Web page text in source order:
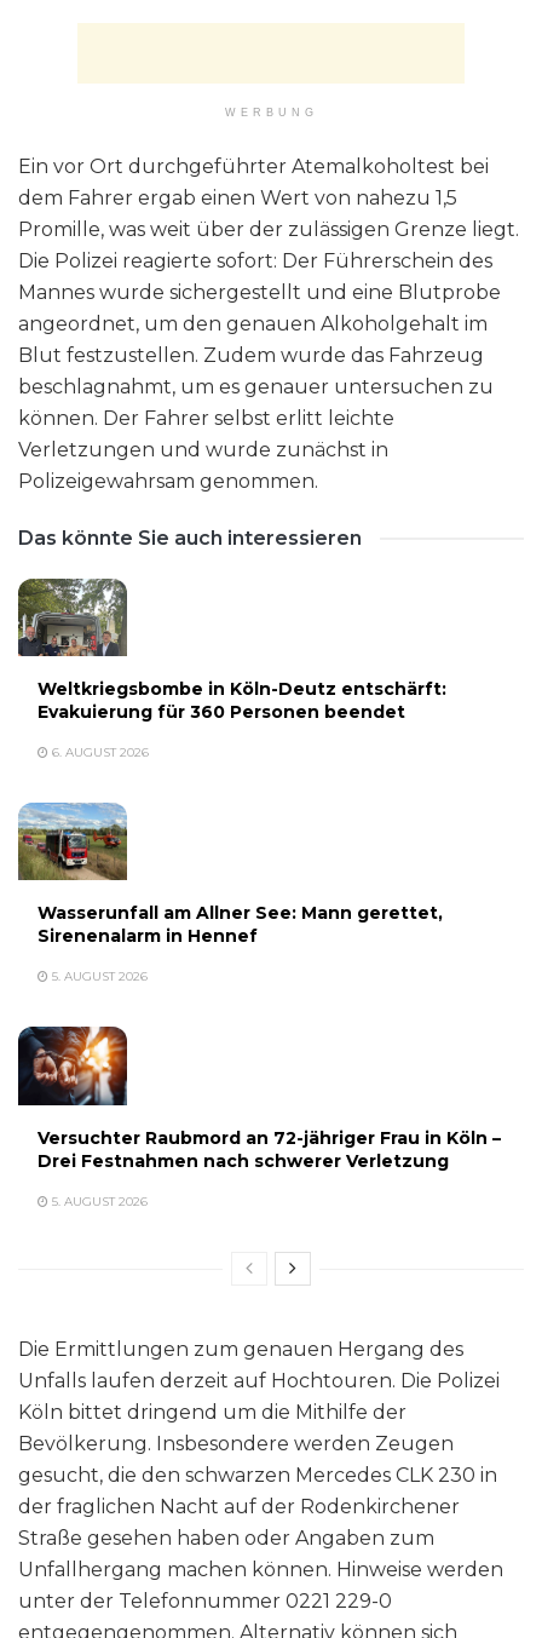
WERBUNG
Ein vor Ort durchgeführter Atemalkoholtest bei
dem Fahrer ergab einen Wert von nahezu 1,5
Promille, was weit über der zulässigen Grenze liegt.
Die Polizei reagierte sofort: Der Führerschein des
Mannes wurde sichergestellt und eine Blutprobe
angeordnet, um den genauen Alkoholgehalt im
Blut festzustellen. Zudem wurde das Fahrzeug
beschlagnahmt, um es genauer untersuchen zu
können. Der Fahrer selbst erlitt leichte
Verletzungen und wurde zunächst in
Polizeigewahrsam genommen.
Das könnte Sie auch interessieren
Weltkriegsbombe in Köln-Deutz entschärft:
Evakuierung für 360 Personen beendet
6. AUGUST 2026
Wasserunfall am Allner See: Mann gerettet,
Sirenenalarm in Hennef
5. AUGUST 2026
Versuchter Raubmord an 72-jähriger Frau in Köln –
Drei Festnahmen nach schwerer Verletzung
5. AUGUST 2026
Die Ermittlungen zum genauen Hergang des
Unfalls laufen derzeit auf Hochtouren. Die Polizei
Köln bittet dringend um die Mithilfe der
Bevölkerung. Insbesondere werden Zeugen
gesucht, die den schwarzen Mercedes CLK 230 in
der fraglichen Nacht auf der Rodenkirchener
Straße gesehen haben oder Angaben zum
Unfallhergang machen können. Hinweise werden
unter der Telefonnummer 0221 229-0
entgegengenommen. Alternativ können sich